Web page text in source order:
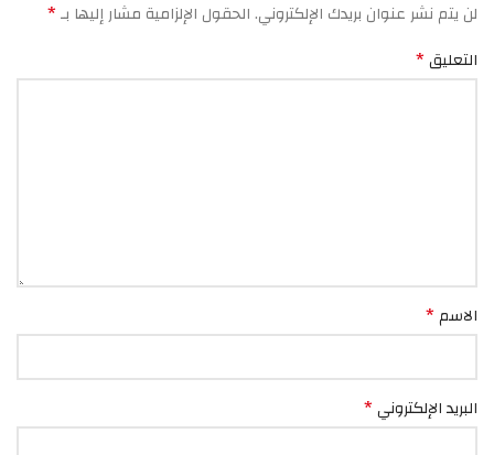
لن يتم نشر عنوان بريدك الإلكتروني.الحقول الإلزامية مشار إليها بـ*
التعليق*
الاسم*
البريد الإلكتروني*